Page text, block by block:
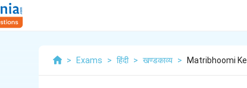
> Exams > हिंदी > खण्डकाव्य > Matribhoomi